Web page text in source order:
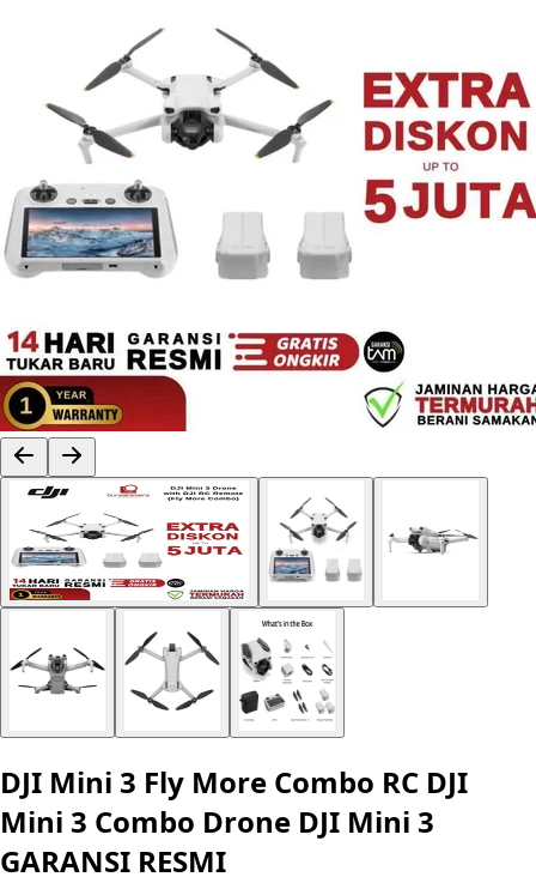
DJI Mini 3 Fly More Combo RC DJI
Mini 3 Combo Drone DJI Mini 3
GARANSI RESMI